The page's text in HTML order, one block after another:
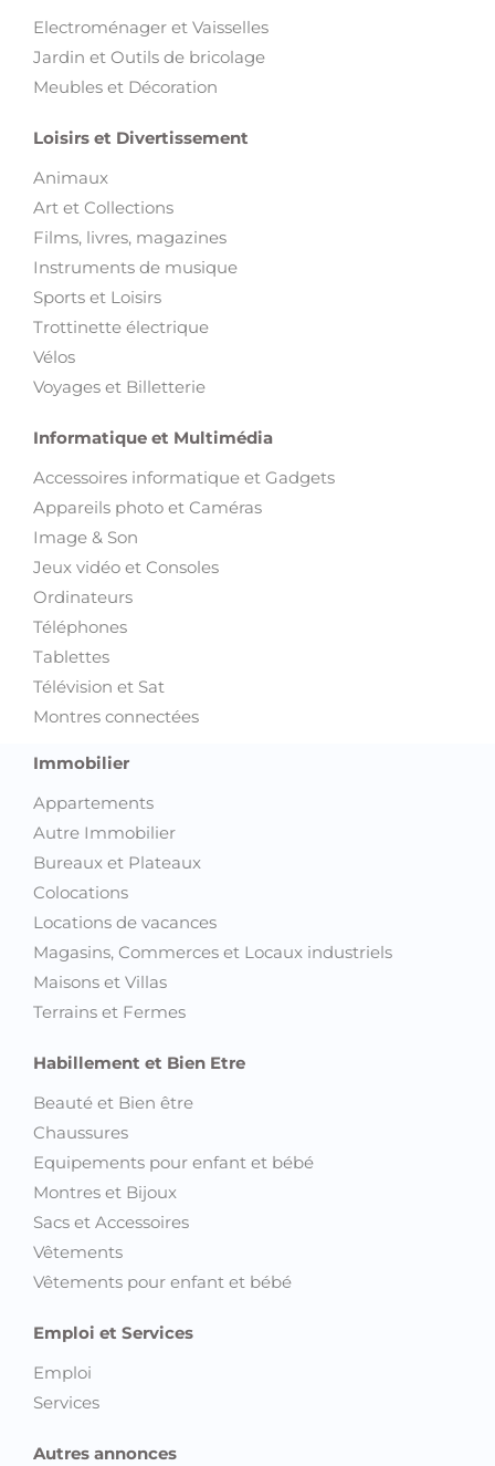
Electroménager et Vaisselles
Jardin et Outils de bricolage
Meubles et Décoration
Loisirs et Divertissement
Animaux
Art et Collections
Films, livres, magazines
Instruments de musique
Sports et Loisirs
Trottinette électrique
Vélos
Voyages et Billetterie
Informatique et Multimédia
Accessoires informatique et Gadgets
Appareils photo et Caméras
Image & Son
Jeux vidéo et Consoles
Ordinateurs
Téléphones
Tablettes
Télévision et Sat
Montres connectées
Immobilier
Appartements
Autre Immobilier
Bureaux et Plateaux
Colocations
Locations de vacances
Magasins, Commerces et Locaux industriels
Maisons et Villas
Terrains et Fermes
Habillement et Bien Etre
Beauté et Bien être
Chaussures
Equipements pour enfant et bébé
Montres et Bijoux
Sacs et Accessoires
Vêtements
Vêtements pour enfant et bébé
Emploi et Services
Emploi
Services
Autres annonces